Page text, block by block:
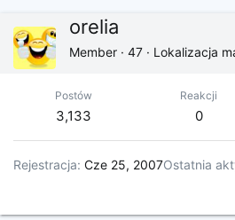
orelia
Member · 47 · Lokalizacja
Postów
3,133
Reakcji
0
Rejestracja Cze 25, 2007Ostatnia